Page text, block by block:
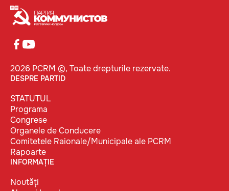
2026 PCRM ©, Toate drepturile rezervate.
DESPRE PARTID
STATUTUL
Programa
Congrese
Organele de Conducere
Comitetele Raionale/Municipale ale PCRM
Rapoarte
INFORMAȚIE
Noutăți